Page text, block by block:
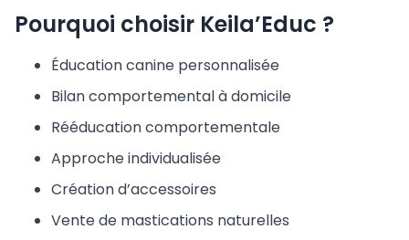
Pourquoi choisir Keila’Educ ?
Éducation canine personnalisée
Bilan comportemental à domicile
Rééducation comportementale
Approche individualisée
Création d’accessoires
Vente de mastications naturelles